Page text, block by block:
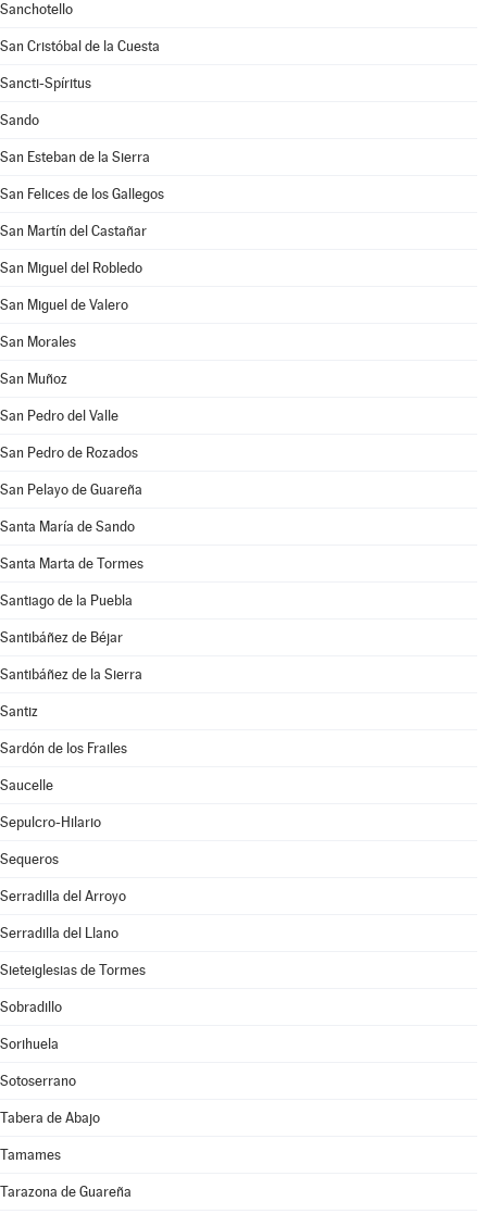
Sanchotello
San Cristóbal de la Cuesta
Sancti-Spíritus
Sando
San Esteban de la Sierra
San Felices de los Gallegos
San Martín del Castañar
San Miguel del Robledo
San Miguel de Valero
San Morales
San Muñoz
San Pedro del Valle
San Pedro de Rozados
San Pelayo de Guareña
Santa María de Sando
Santa Marta de Tormes
Santiago de la Puebla
Santibáñez de Béjar
Santibáñez de la Sierra
Santiz
Sardón de los Frailes
Saucelle
Sepulcro-Hilario
Sequeros
Serradilla del Arroyo
Serradilla del Llano
Sieteiglesias de Tormes
Sobradillo
Sorihuela
Sotoserrano
Tabera de Abajo
Tamames
Tarazona de Guareña